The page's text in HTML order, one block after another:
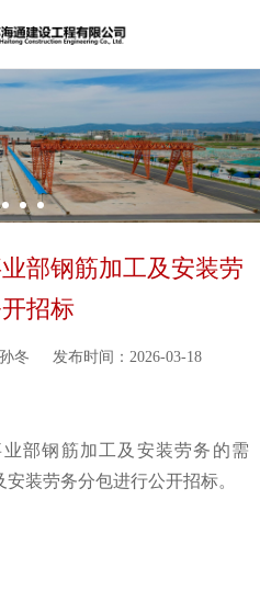
部钢筋加工及安装劳
招标
冬 发布时间：2026-03-18
部钢筋加工及安装劳务的需
安装劳务分包进行公开招标。